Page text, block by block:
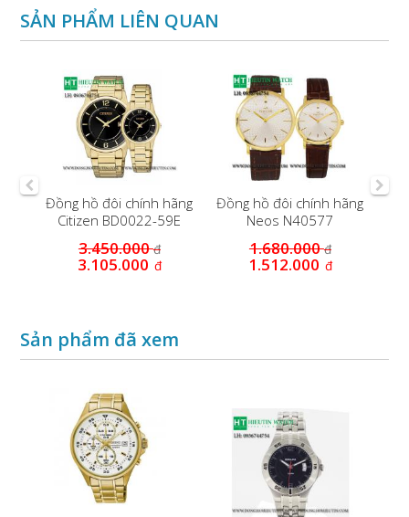
SẢN PHẨM LIÊN QUAN
Đồng hồ đôi chính hãng
Citizen BD0022-59E
3.450.000đ
3.105.000 đ
Đồng hồ đôi chính hãng
Neos N40577
1.680.000đ
1.512.000 đ
Sản phẩm đã xem